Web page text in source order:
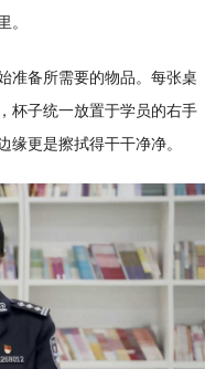
。
准备所需要的物品。每张桌
杯子统一放置于学员的右手
缘更是擦拭得干干净净。